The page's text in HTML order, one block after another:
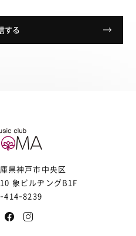
県神戸市中央区
象ビルヂングB1F
414-8239